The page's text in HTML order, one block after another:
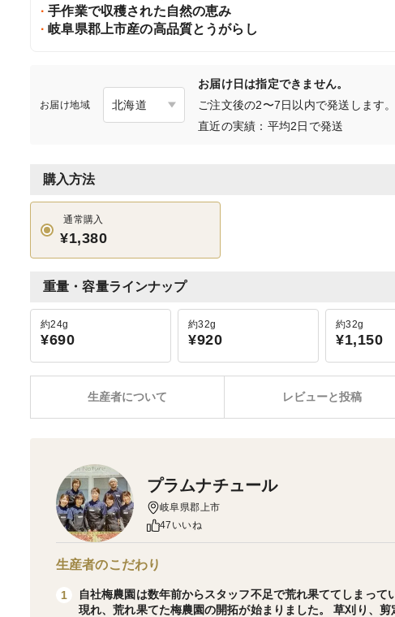
手作業で収穫された自然の恵み
岐阜県郡上市産の高品質とうがらし
お届け地域
お届け日は指定できません。
ご注文後の2〜7日以内で発送します。
直近の実績：平均2日で発送
購入方法
通常購入
¥1,380
重量・容量ラインナップ
約24g
¥690
約32g
¥920
約32g
¥1,150
レビューと投稿
生産者について
プラムナチュール
岐阜県郡上市
47いいね
生産者のこだわり
1
自社梅農園は数年前からスタッフ不足で荒れ果ててしまって
現れ、荒れ果てた梅農園の開拓が始まりました。 草刈り、